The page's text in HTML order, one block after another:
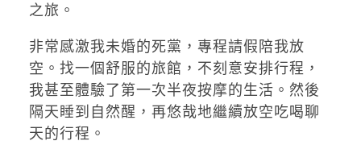
之旅。
非常感激我未婚的死黨，專程請假陪我放
空。找一個舒服的旅館，不刻意安排行程，
我甚至體驗了第一次半夜按摩的生活。然後
隔天睡到自然醒，再悠哉地繼續放空吃喝聊
天的行程。